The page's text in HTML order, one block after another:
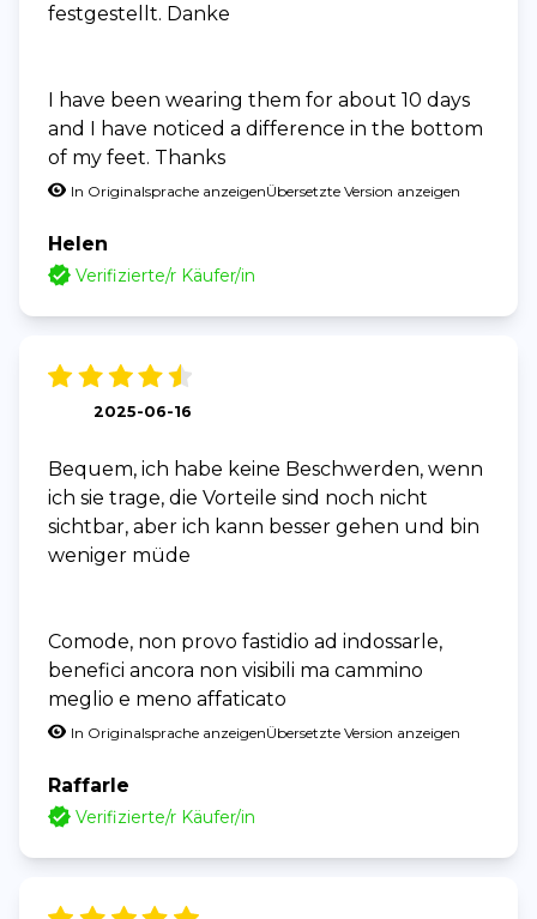
festgestellt. Danke
I have been wearing them for about 10 days
and I have noticed a difference in the bottom
of my feet. Thanks
In Originalsprache anzeigenÜbersetzte Version anzeigen
Helen
Verifizierte/r Käufer/in
2025-06-16
Bequem, ich habe keine Beschwerden, wenn
ich sie trage, die Vorteile sind noch nicht
sichtbar, aber ich kann besser gehen und bin
weniger müde
Comode, non provo fastidio ad indossarle,
benefici ancora non visibili ma cammino
meglio e meno affaticato
In Originalsprache anzeigenÜbersetzte Version anzeigen
Raffarle
Verifizierte/r Käufer/in